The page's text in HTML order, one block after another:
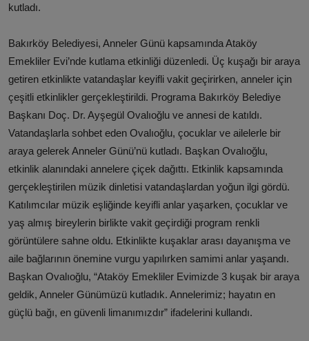
kutladı.
Bakırköy Belediyesi, Anneler Günü kapsamında Ataköy
Emekliler Evi’nde kutlama etkinliği düzenledi. Üç kuşağı bir araya
getiren etkinlikte vatandaşlar keyifli vakit geçirirken, anneler için
çeşitli etkinlikler gerçekleştirildi. Programa Bakırköy Belediye
Başkanı Doç. Dr. Ayşegül Ovalıoğlu ve annesi de katıldı.
Vatandaşlarla sohbet eden Ovalıoğlu, çocuklar ve ailelerle bir
araya gelerek Anneler Günü’nü kutladı. Başkan Ovalıoğlu,
etkinlik alanındaki annelere çiçek dağıttı. Etkinlik kapsamında
gerçekleştirilen müzik dinletisi vatandaşlardan yoğun ilgi gördü.
Katılımcılar müzik eşliğinde keyifli anlar yaşarken, çocuklar ve
yaş almış bireylerin birlikte vakit geçirdiği program renkli
görüntülere sahne oldu. Etkinlikte kuşaklar arası dayanışma ve
aile bağlarının önemine vurgu yapılırken samimi anlar yaşandı.
Başkan Ovalıoğlu, “Ataköy Emekliler Evimizde 3 kuşak bir araya
geldik, Anneler Günümüzü kutladık. Annelerimiz; hayatın en
güçlü bağı, en güvenli limanımızdır” ifadelerini kullandı.